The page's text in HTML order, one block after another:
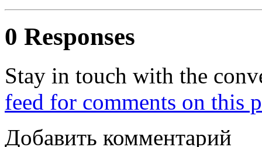
0 Responses
Stay in touch with the
feed for comments on this
Добавить комментарий